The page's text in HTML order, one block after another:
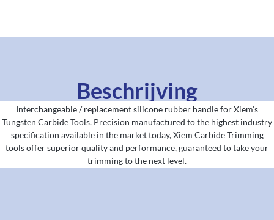
Beschrijving
Interchangeable / replacement silicone rubber handle for Xiem’s
Tungsten Carbide Tools. Precision manufactured to the highest industry
specification available in the market today, Xiem Carbide Trimming
tools offer superior quality and performance, guaranteed to take your
trimming to the next level.